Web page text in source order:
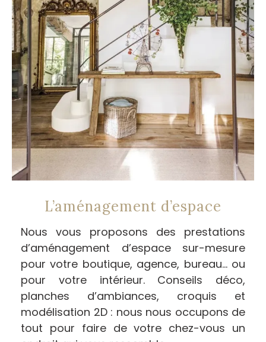
L’aménagement d’espace
Nous vous proposons des prestations
d’aménagement d’espace sur-mesure
pour votre boutique, agence, bureau… ou
pour votre intérieur. Conseils déco,
planches d’ambiances, croquis et
modélisation 2D : nous nous occupons de
tout pour faire de votre chez-vous un